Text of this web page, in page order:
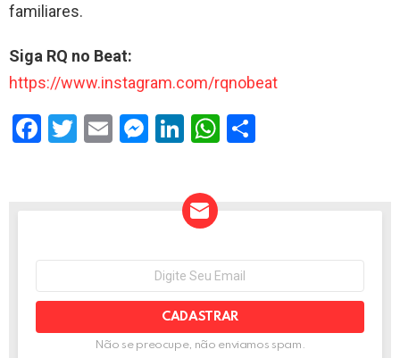
familiares.
Siga RQ no Beat:
https://www.instagram.com/rqnobeat
F
o
k
T
E
M
er
Li
ke
dI
W
p
p
NEWSLETTER
mail:
Não se preocupe, não enviamos spam.